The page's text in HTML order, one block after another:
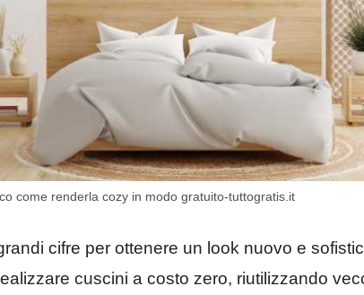
come renderla cozy in modo gratuito-tuttogratis.it
cifre per ottenere un look nuovo e
cuscini a costo zero, riutilizzando